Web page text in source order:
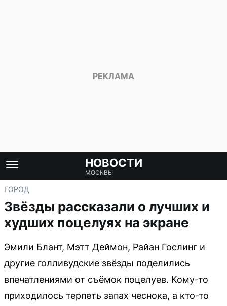
НОВОСТИ
МОСКВЫ
ГОРОД
Звёзды рассказали о лучших и
худших поцелуях на экране
Эмили Блант, Мэтт Деймон, Райан Гослинг и
другие голливудские звёзды поделились
впечатлениями от съёмок поцелуев. Кому-то
приходилось терпеть запах чеснока, а кто-то